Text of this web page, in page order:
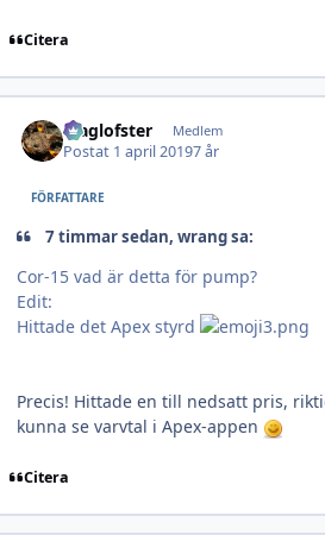
Citera
Maglofster Medlem
Postat 1 april 20197 år
FÖRFATTARE
7 timmar sedan, wrang sa:
Cor-15 vad är detta för pump?
Edit:
Hittade det Apex styrd
Precis! Hittade en till nedsatt pris,
kunna se varvtal i Apex-appen
Citera